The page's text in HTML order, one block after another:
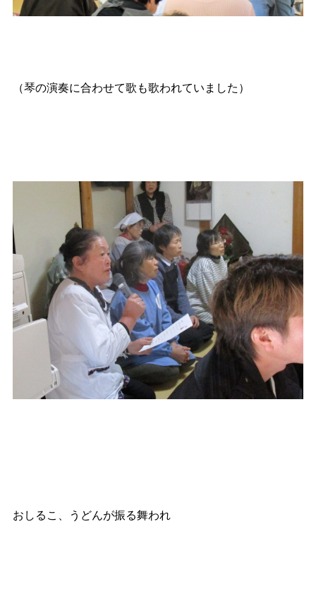
（琴の演奏に合わせて歌も歌われていました）
おしるこ、うどんが振る舞われ